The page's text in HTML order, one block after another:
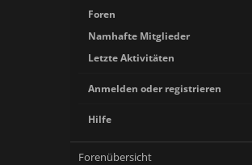
Foren
Namhafte Mitglieder
Letzte Aktivitäten
Anmelden oder registrieren
Hilfe
Forenübersicht